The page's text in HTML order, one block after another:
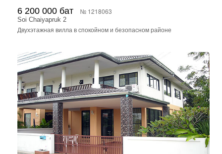
6 200 000 бат № 1218063
Soi Chaiyapruk 2
Двухэтажная вилла в спокойном и безопасном районе